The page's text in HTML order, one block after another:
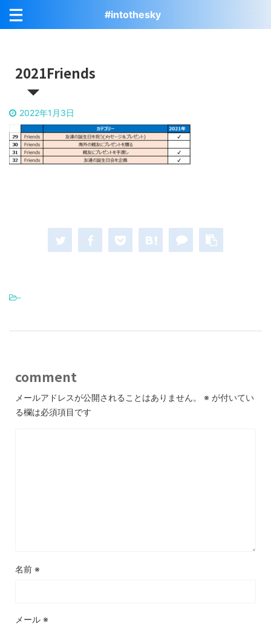
#intothesky
2021Friends
2022年1月3日
-
comment
メールアドレスが公開されることはありません。 ※ が付いてい
る欄は必須項目です
名前 ※
メール ※